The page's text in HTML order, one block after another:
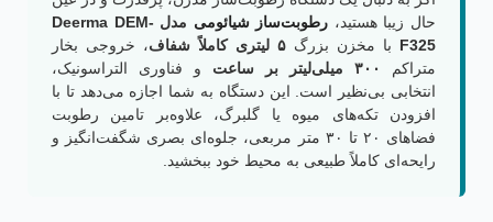
حال زیبا هستید، رطوبت‌ساز شیائومی
مدل Deerma DEM-
F325
با مخزن بزرگ ۵ لیتری کاملاً شفاف
، خروجی بخار
متراکم
۳۰۰ میلی‌لیتر بر ساعت
و فناوری التراسونیک،
انتخابی بی‌نظیر است. این دستگاه به شما اجازه می‌دهد تا با
افزودن تکه‌های میوه یا گلبرگ، علاوه‌بر تامین رطوبت
فضاهای ۲۰ تا ۳۰ متر مربعی، جلوه‌ای بصری شگفت‌انگیز و
رایحه‌ای کاملاً طبیعی به محیط خود ببخشید.